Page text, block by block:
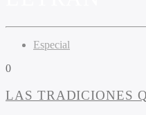
Especial
0
LAS TRADICIONES